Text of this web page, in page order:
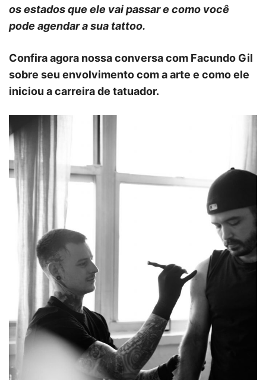
os estados que ele vai passar e como você
pode agendar a sua tattoo.
Confira agora nossa conversa com Facundo Gil
sobre seu envolvimento com a arte e como ele
iniciou a carreira de tatuador.